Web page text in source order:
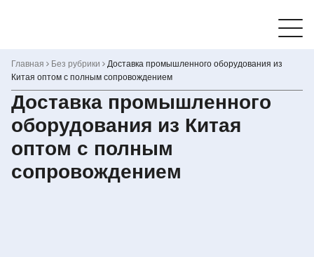
Главная Без рубрики
Доставка промышленного оборудования из
Китая оптом с полным сопровождением
Доставка промышленного
оборудования из Китая
оптом с полным
сопровождением